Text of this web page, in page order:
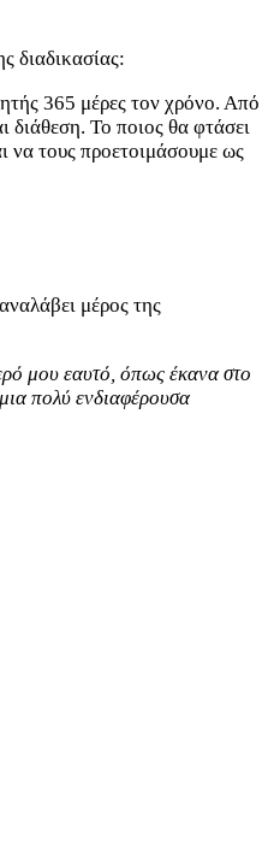
διαδικασίας:
365 μέρες τον χρόνο. Από
διάθεση. Το ποιος θα φτάσει
να τους προετοιμάσουμε ως
μέρος της
μου εαυτό, όπως έκανα στο
πολύ ενδιαφέρουσα